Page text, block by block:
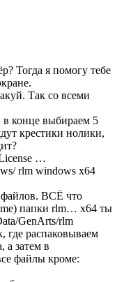
Тогда я помогу тебе
Так со всеми
конце выбираем 5
крестики нолики,
…
rlm windows x64
ВСЁ что
папки rlm… x64 ты
GenArts/rlm
где распаковываем
а затем в
файлы кроме: